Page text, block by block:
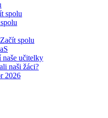
spolu
spolu
naše učitelky
naši žáci?
2026